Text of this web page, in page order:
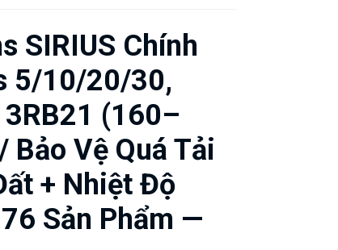
SIRIUS Chính
5/10/20/30,
(160–
Vệ Quá Tải
+ Nhiệt Độ
Sản Phẩm —